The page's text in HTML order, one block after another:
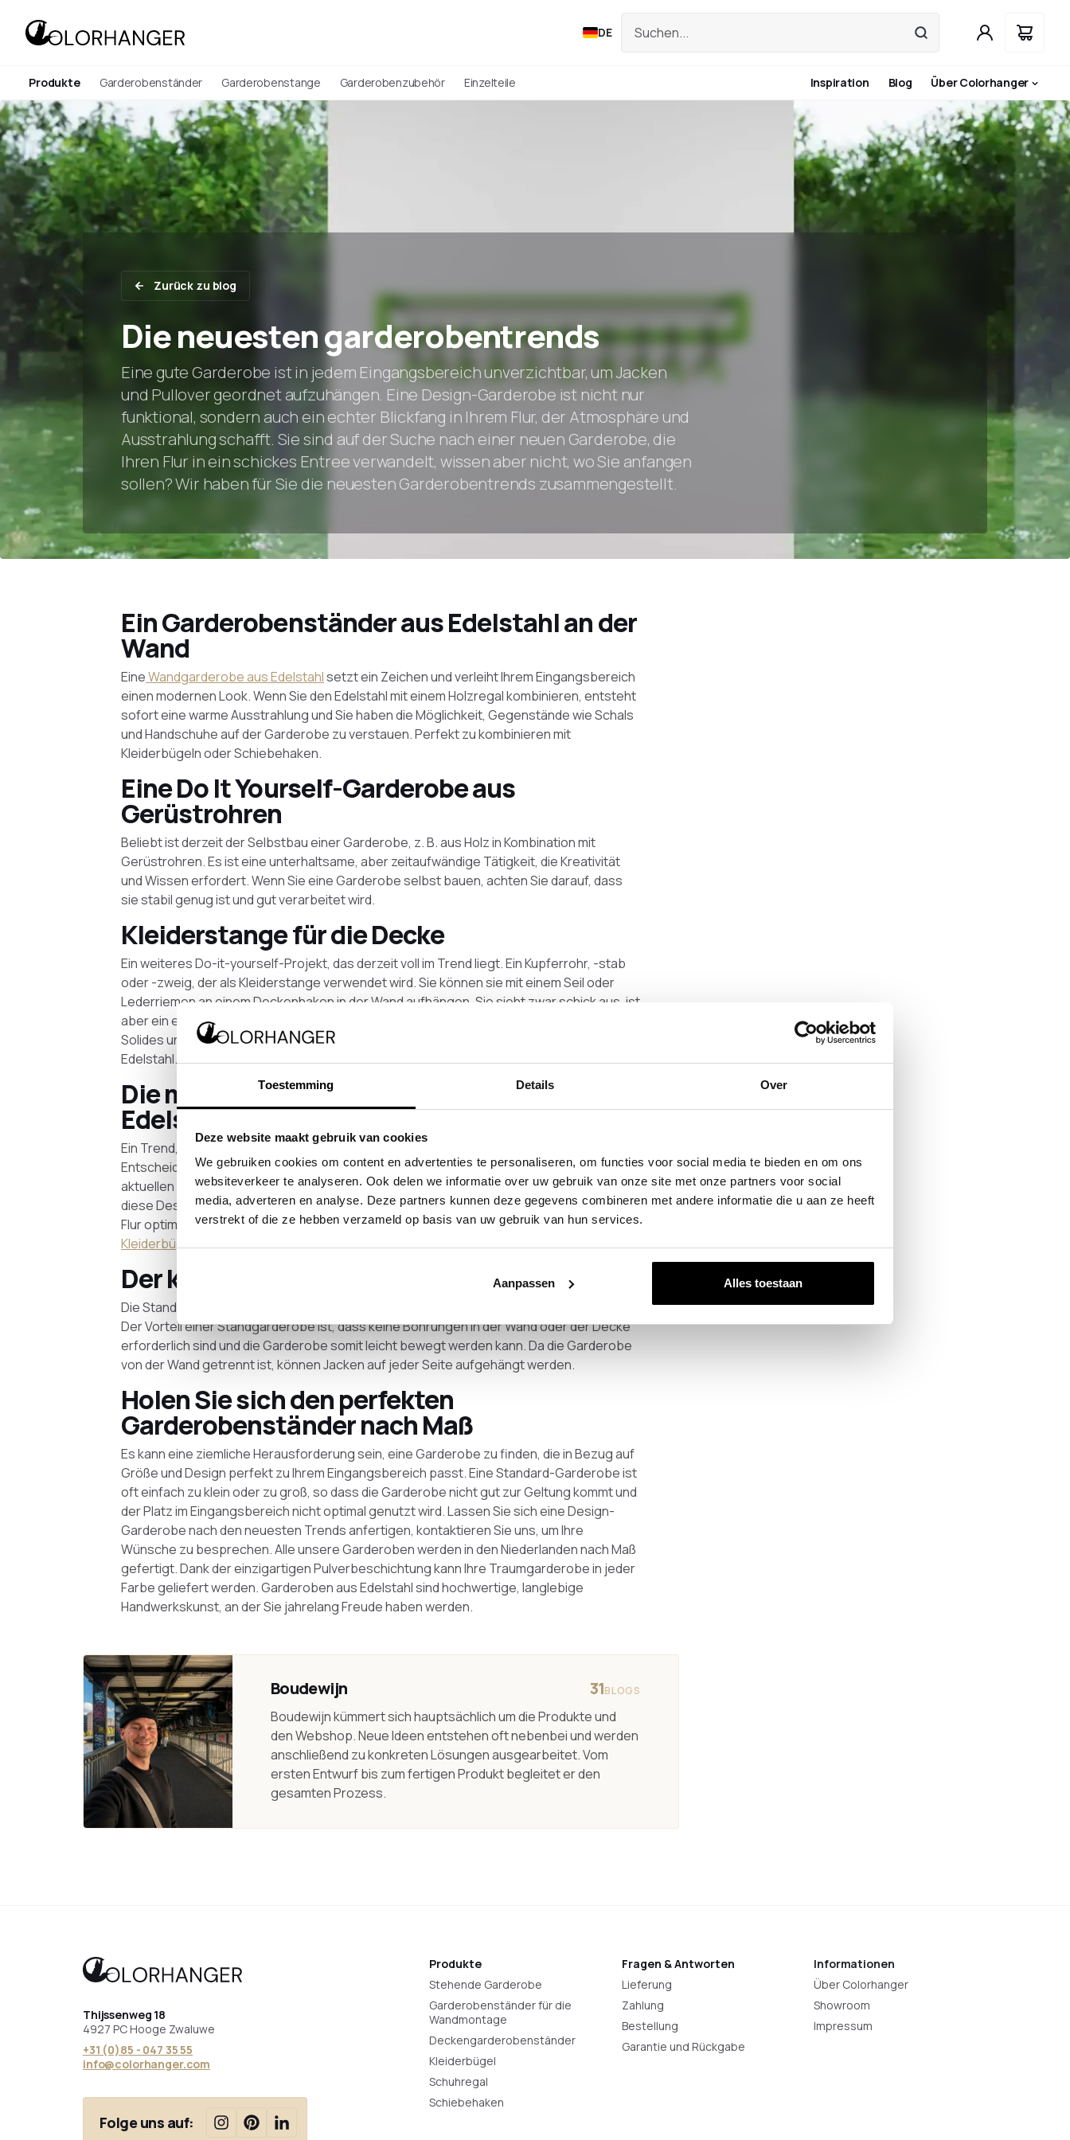
Toestemming Details Over
Deze website maakt gebruik van cookies
We gebruiken cookies om content en advertenties te personaliseren, om functies voor social media te bieden en om ons
websiteverkeer te analyseren. Ook delen we informatie over uw gebruik van onze site met onze partners voor social
media, adverteren en analyse. Deze partners kunnen deze gegevens combineren met andere informatie die u aan ze heeft
verstrekt of die ze hebben verzameld op basis van uw gebruik van hun services.
Aanpassen Alles toestaan
DE
Produkte Garderobenständer Garderobenstange Garderobenzubehör Einzelteile Inspiration Blog Über Colorhanger
Zurück zu blog
Die neuesten garderobentrends
Eine gute Garderobe ist in jedem Eingangsbereich unverzichtbar, um Jacken
und Pullover geordnet aufzuhängen. Eine Design-Garderobe ist nicht nur
funktional, sondern auch ein echter Blickfang in Ihrem Flur, der Atmosphäre und
Ausstrahlung schafft. Sie sind auf der Suche nach einer neuen Garderobe, die
Ihren Flur in ein schickes Entree verwandelt, wissen aber nicht, wo Sie anfangen
sollen? Wir haben für Sie die neuesten Garderobentrends zusammengestellt.
Ein Garderobenständer aus Edelstahl an der
Wand
EineWandgarderobe aus Edelstahlsetzt ein Zeichen und verleiht Ihrem Eingangsbereich
einen modernen Look. Wenn Sie den Edelstahl mit einem Holzregal kombinieren, entsteht
sofort eine warme Ausstrahlung und Sie haben die Möglichkeit, Gegenstände wie Schals
und Handschuhe auf der Garderobe zu verstauen. Perfekt zu kombinieren mit
Kleiderbügeln oder Schiebehaken.
Eine Do It Yourself-Garderobe aus
Gerüstrohren
Beliebt ist derzeit der Selbstbau einer Garderobe, z. B. aus Holz in Kombination mit
Gerüstrohren. Es ist eine unterhaltsame, aber zeitaufwändige Tätigkeit, die Kreativität
und Wissen erfordert. Wenn Sie eine Garderobe selbst bauen, achten Sie darauf, dass
sie stabil genug ist und gut verarbeitet wird.
Kleiderstange für die Decke
Ein weiteres Do-it-yourself-Projekt, das derzeit voll im Trend liegt. Ein Kupferrohr, -stab
oder -zweig, der als Kleiderstange verwendet wird. Sie können sie mit einem Seil oder
Lederriemen an einem Deckenhaken in der Wand aufhängen. Sie sieht zwar schick aus, ist
aber ein eher modischer Garderobenständer, der nicht sehr stabil ist. Wenn Sie etwas
Solides und Langlebiges suchen, entscheiden Sie sich für eine Deckengarderobe aus
Edelstahl.
Die minimalistische Deckengarderobe aus
Edelstahl
Ein Trend, der genau zum minimalistischen und industriellen Wohntrend passt.
Entscheiden Sie sich für eine schwarz pulverbeschichteteDeckengarderobe, die zum
aktuellen Trend der Stahltüren passt. Die Garderobe nimmt wenig Platz ein und wenn Sie
diese Designer-Deckengarderobe nach Maß anfertigen lassen, nutzen Sie den Raum im
Flur optimal aus. Kombinieren Sie die minimalistische Edelstahl-Deckengarderobe mit
KleiderbügelnoderSchiebehakennach Ihrem Geschmack.
Der klassische Standgarderobenständer
Die Standgarderobe aus Holz oder Edelstahl ist ein Klassiker, der eigentlich immer gut ist.
Der Vorteil einer Standgarderobe ist, dass keine Bohrungen in der Wand oder der Decke
erforderlich sind und die Garderobe somit leicht bewegt werden kann. Da die Garderobe
von der Wand getrennt ist, können Jacken auf jeder Seite aufgehängt werden.
Holen Sie sich den perfekten
Garderobenständer nach Maß
Es kann eine ziemliche Herausforderung sein, eine Garderobe zu finden, die in Bezug auf
Größe und Design perfekt zu Ihrem Eingangsbereich passt. Eine Standard-Garderobe ist
oft einfach zu klein oder zu groß, so dass die Garderobe nicht gut zur Geltung kommt und
der Platz im Eingangsbereich nicht optimal genutzt wird. Lassen Sie sich eine Design-
Garderobe nach den neuesten Trends anfertigen, kontaktieren Sie uns, um Ihre
Wünsche zu besprechen. Alle unsere Garderoben werden in den Niederlanden nach Maß
gefertigt. Dank der einzigartigen Pulverbeschichtung kann Ihre Traumgarderobe in jeder
Farbe geliefert werden. Garderoben aus Edelstahl sind hochwertige, langlebige
Handwerkskunst, an der Sie jahrelang Freude haben werden.
Boudewijn 31BLOGS
Boudewijn kümmert sich hauptsächlich um die Produkte und
den Webshop. Neue Ideen entstehen oft nebenbei und werden
anschließend zu konkreten Lösungen ausgearbeitet. Vom
ersten Entwurf bis zum fertigen Produkt begleitet er den
gesamten Prozess.
Thijssenweg 18
4927 PC Hooge Zwaluwe
+31 (0)85 - 047 35 55
info@colorhanger.com
Folge uns auf:
Produkte
Stehende Garderobe
Garderobenständer für die
Wandmontage
Deckengarderobenständer
Kleiderbügel
Schuhregal
Schiebehaken
Fragen & Antworten
Lieferung
Zahlung
Bestellung
Garantie und Rückgabe
Informationen
Über Colorhanger
Showroom
Impressum